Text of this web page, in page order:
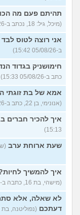
(יפה, בת 31)
תשלום טיפ בקופה -
אמורה לקבל
מרגישה בתחתית
בעבודה בהכל יש לי
(עמית, בת 24)
אם אני מוריד את
ההשוואה בצד האם
במצב טוב?
(ריי
29)
שוקל למשוך כספי
תגמולים, מה
תהיתם פעם מה
(מיכל, גיל: 18, נכתב ב-05/08/26 15:51)
אני רוצה לטוס
ב-05/08/26 15:42)
חימושניק בגדוד
כתב ב-05/08/26 15:33)
אמא של בת זוגתי
(אנונימי, בן 22, כתב ב-05/08/26 15:22)
איך להכיר חברים
15:13)
שעת ארוחת ערב
איך להמשיך
(מישהי, בת 16, כתבה ב-04/08/26 13:05)
לא שאלה, אלא
דעתכם (נפוליטנה, בת 23, כתבה ב-03/08/26 18:04)